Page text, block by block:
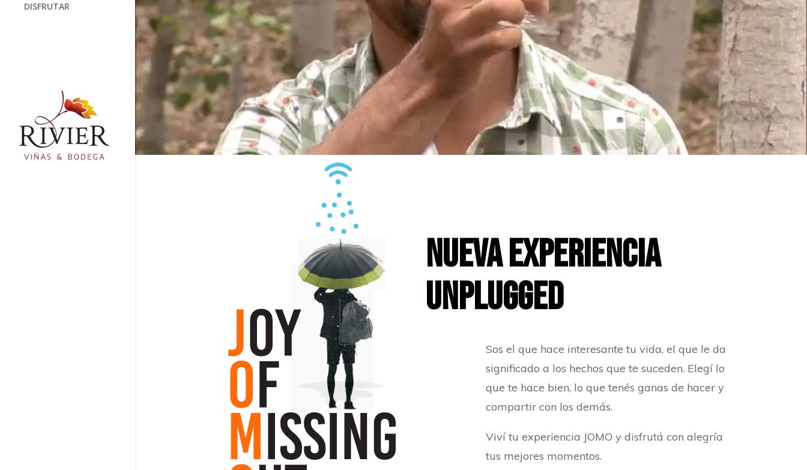
DISFRUTAR
nueva experiencia
unplugged
Sos el que hace interesante tu vida, el que le da
significado a los hechos que te suceden. Elegí lo
que te hace bien, lo que tenés ganas de hacer y
compartir con los demás.
Viví tu experiencia JOMO y disfrutá con alegría
tus mejores momentos.